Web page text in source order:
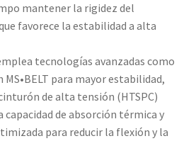
mantener la rigidez del
favorece la estabilidad a alta
tecnologías avanzadas como
para mayor estabilidad,
de alta tensión (HTSPC)
capacidad de absorción térmica y
para reducir la flexión y la